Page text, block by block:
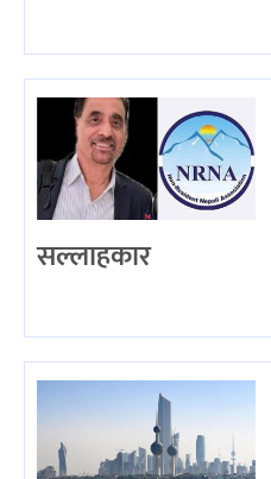
सल्लाहकार